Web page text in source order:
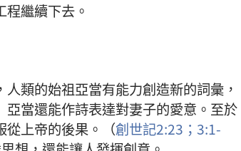
繼續下去。
類的始祖亞當有能力創造新的詞彙，
亞當還能作詩表達對妻子的愛意。至於
從上帝的後果。（創世記2:23； 3:1-